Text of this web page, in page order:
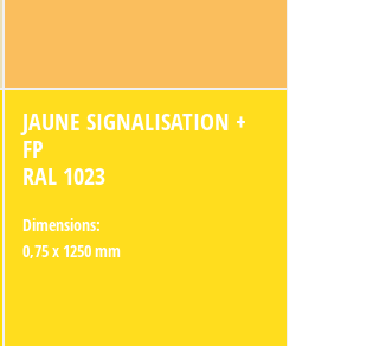
JAUNE SIGNALISATION +
FP
RAL 1023
Dimensions:
0,75 x 1250 mm